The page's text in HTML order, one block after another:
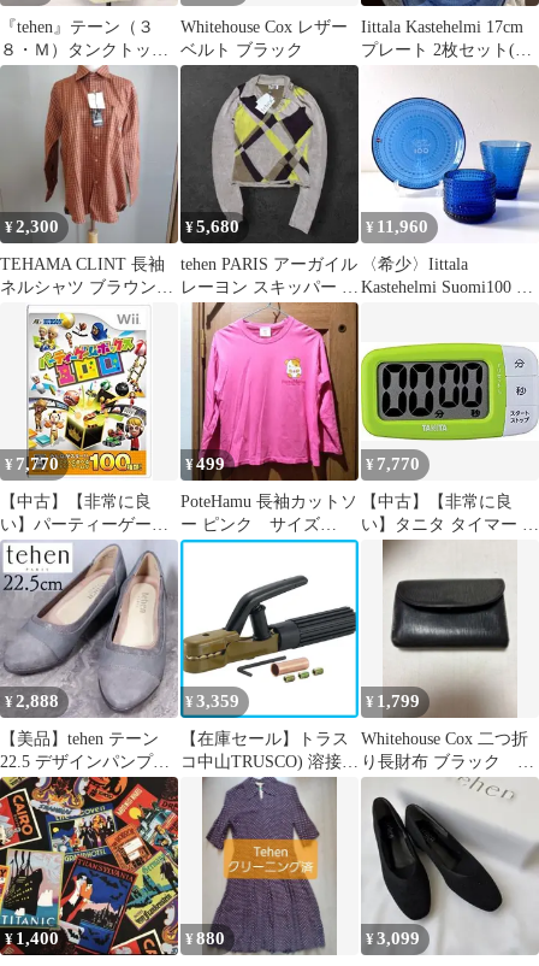
『tehen』テーン（３
８・Ｍ）タンクトップ
胸元ギャザー サラッと
Whitehouse Cox レザー
ベルト ブラック
Iittala Kastehelmi 17cm
プレート 2枚セット(お
¥2,300
TEHAMA CLINT 長袖
ネルシャツ ブラウン系
M-78
¥5,680
tehen PARIS アーガイル
レーヨン スキッパー ニ
ット 38
¥ 11,960
〈希少〉Iittala
Kastehelmi Suomi100 3
¥ 7,770
【中古】【非常に良
い】パーティーゲーム
ボックス100 - Wii
wgteh8f
¥499
PoteHamu 長袖カットソ
ー ピンク サイズ
140 (b741)
¥ 7,770
【中古】【非常に良
い】タニタ タイマー 大
画面 100分 グリーン
TD-394 GR でか見えタ
イマー wgteh8f
¥2,888
【美品】tehen テーン
22.5 デザインパンプス
レザー アーモンドトゥ
¥ 3,359
【在庫セール】トラス
コ中山TRUSCO) 溶接棒
ホルダー 300A 全長
225mm TEH-300
¥ 1,799
Whitehouse Cox 二つ折
り長財布 ブラック
3140-09-3
¥ 1,400 ¥880 ¥3,099